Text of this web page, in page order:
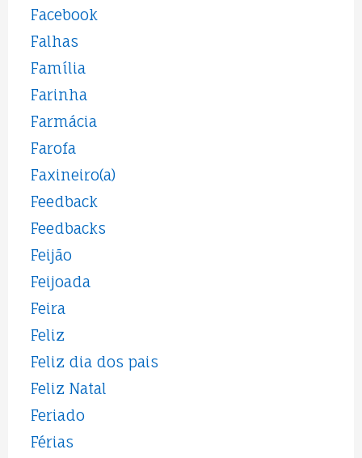
Facebook
Falhas
Família
Farinha
Farmácia
Farofa
Faxineiro(a)
Feedback
Feedbacks
Feijão
Feijoada
Feira
Feliz
Feliz dia dos pais
Feliz Natal
Feriado
Férias